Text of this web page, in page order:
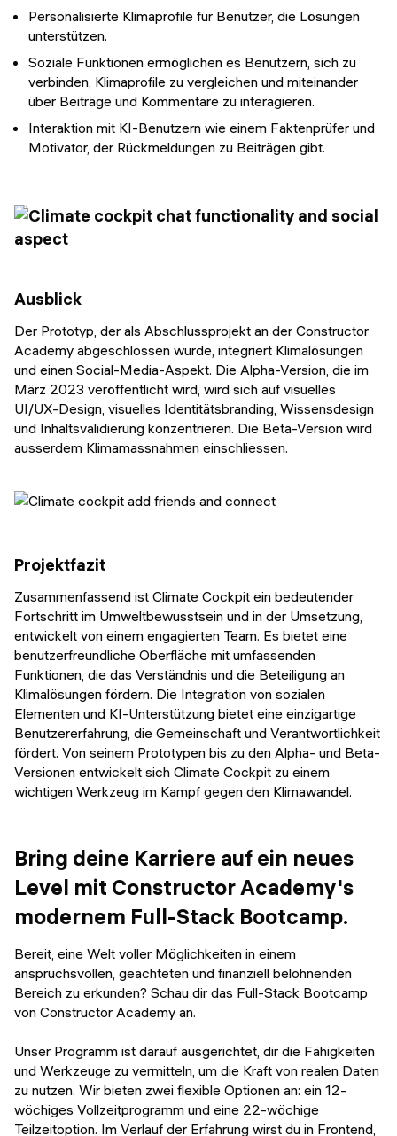
Personalisierte Klimaprofile für Benutzer, die Lösungen
unterstützen.
Soziale Funktionen ermöglichen es Benutzern, sich zu
verbinden, Klimaprofile zu vergleichen und miteinander
über Beiträge und Kommentare zu interagieren.
Interaktion mit KI-Benutzern wie einem Faktenprüfer und
Motivator, der Rückmeldungen zu Beiträgen gibt.
Ausblick
Der Prototyp, der als Abschlussprojekt an der Constructor
Academy abgeschlossen wurde, integriert Klimalösungen
und einen Social-Media-Aspekt. Die Alpha-Version, die im
März 2023 veröffentlicht wird, wird sich auf visuelles
UI/UX-Design, visuelles Identitätsbranding, Wissensdesign
und Inhaltsvalidierung konzentrieren. Die Beta-Version wird
ausserdem Klimamassnahmen einschliessen.
Projektfazit
Zusammenfassend ist Climate Cockpit ein bedeutender
Fortschritt im Umweltbewusstsein und in der Umsetzung,
entwickelt von einem engagierten Team. Es bietet eine
benutzerfreundliche Oberfläche mit umfassenden
Funktionen, die das Verständnis und die Beteiligung an
Klimalösungen fördern. Die Integration von sozialen
Elementen und KI-Unterstützung bietet eine einzigartige
Benutzererfahrung, die Gemeinschaft und Verantwortlichkeit
fördert. Von seinem Prototypen bis zu den Alpha- und Beta-
Versionen entwickelt sich Climate Cockpit zu einem
wichtigen Werkzeug im Kampf gegen den Klimawandel.
Bring deine Karriere auf ein neues
Level mit Constructor Academy's
modernem Full-Stack Bootcamp.
Bereit, eine Welt voller Möglichkeiten in einem
anspruchsvollen, geachteten und finanziell belohnenden
Bereich zu erkunden? Schau dir das Full-Stack Bootcamp
von Constructor Academy an.
Unser Programm ist darauf ausgerichtet, dir die Fähigkeiten
und Werkzeuge zu vermitteln, um die Kraft von realen Daten
zu nutzen. Wir bieten zwei flexible Optionen an: ein 12-
wöchiges Vollzeitprogramm und eine 22-wöchige
Teilzeitoption. Im Verlauf der Erfahrung wirst du in Frontend,